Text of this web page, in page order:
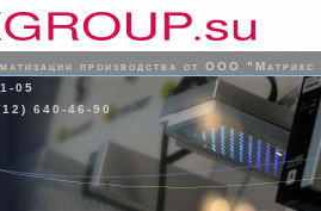
производства от ООО "Матрикс
05
640-46-90